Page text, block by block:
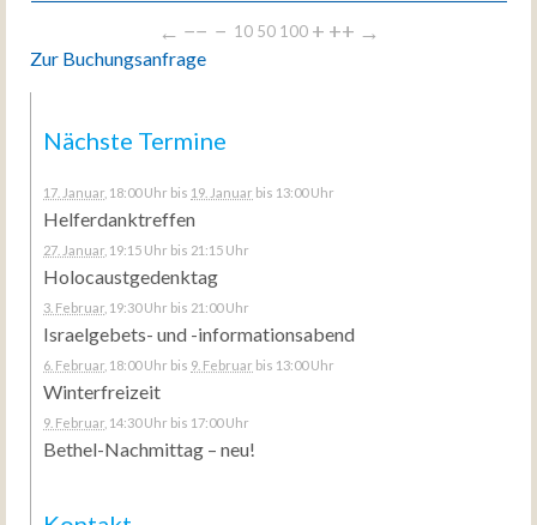
← −− − 10 50 100 + ++ →
Zur Buchungsanfrage
Nächste Termine
17. Januar , 18:00 Uhr bis 19. Januar bis 13:00 Uhr
Helferdanktreffen
27. Januar , 19:15 Uhr bis 21:15 Uhr
Holocaustgedenktag
3. Februar , 19:30 Uhr bis 21:00 Uhr
Israelgebets- und -informationsabend
6. Februar , 18:00 Uhr bis 9. Februar bis 13:00 Uhr
Winterfreizeit
9. Februar , 14:30 Uhr bis 17:00 Uhr
Bethel-Nachmittag – neu!